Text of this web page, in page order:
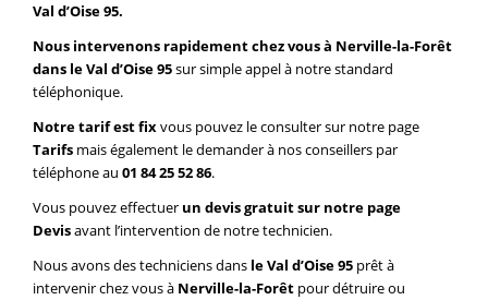
Val d’Oise 95.
Nous intervenons rapidement chez vous à Nerville-la-Forêt
dans le Val d’Oise 95sur simple appel à notre standard
téléphonique.
Notre tarif est fixvous pouvez le consulter sur notre page
Tarifs mais également le demander à nos conseillers par
téléphone au 01 84 25 52 86.
Vous pouvez effectuer un devis gratuit sur notre page
Devisavant l’intervention de notre technicien.
Nous avons des techniciens dans le Val d’Oise 95 prêt à
intervenir chez vous à Nerville-la-Forêt pour détruire ou